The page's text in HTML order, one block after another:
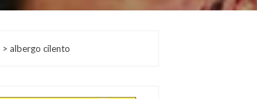
> albergo cilento